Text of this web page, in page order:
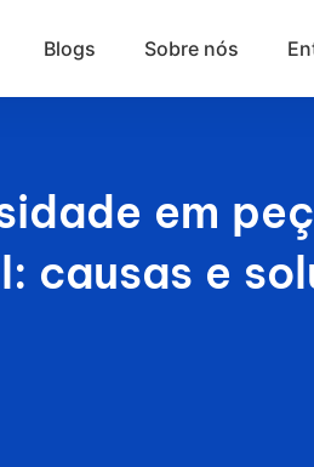
Blogs Sobre nós
em
causas e